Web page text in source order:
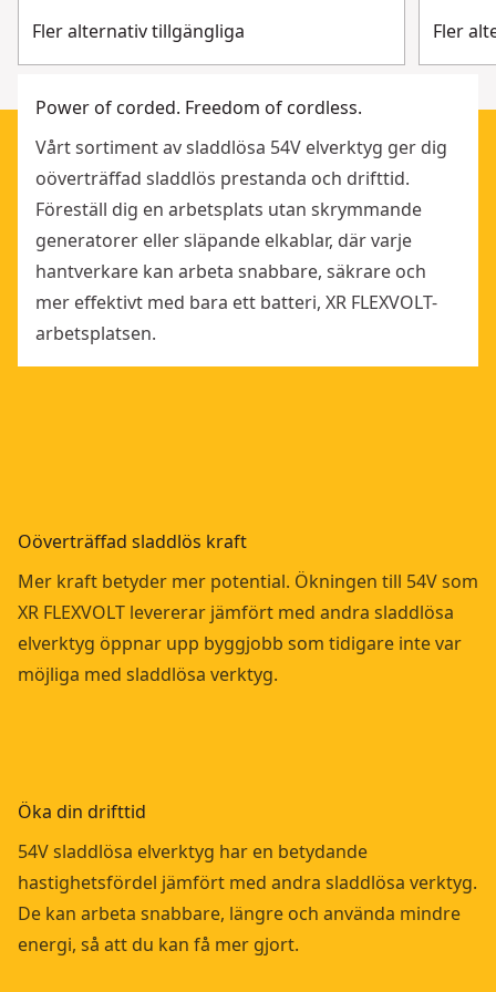
Fler alternativ tillgängliga
Fler
Power of corded. Freedom of cordless.
Vårt sortiment av sladdlösa 54V elverktyg ger dig
oöverträffad sladdlös prestanda och drifttid.
Föreställ dig en arbetsplats utan skrymmande
generatorer eller släpande elkablar, där varje
hantverkare kan arbeta snabbare, säkrare och
mer effektivt med bara ett batteri, XR FLEXVOLT-
arbetsplatsen.
Oöverträffad sladdlös kraft
Mer kraft betyder mer potential. Ökningen till 54V som
XR FLEXVOLT levererar jämfört med andra sladdlösa
elverktyg öppnar upp byggjobb som tidigare inte var
möjliga med sladdlösa verktyg.
Öka din drifttid
54V sladdlösa elverktyg har en betydande
hastighetsfördel jämfört med andra sladdlösa verktyg.
De kan arbeta snabbare, längre och använda mindre
energi, så att du kan få mer gjort.